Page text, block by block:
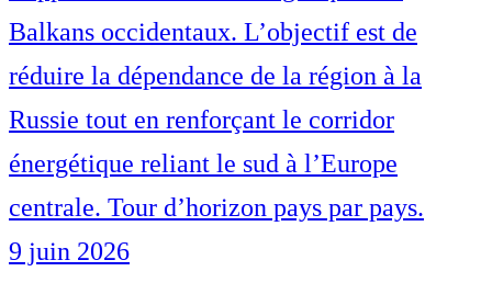
Balkans occidentaux. L’objectif est de
réduire la dépendance de la région à la
Russie tout en renforçant le corridor
énergétique reliant le sud à l’Europe
centrale. Tour d’horizon pays par pays.
9 juin 2026